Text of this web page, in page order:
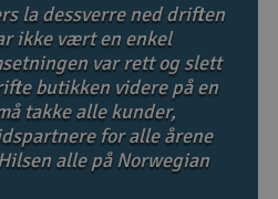
& byggesett
la dessverre ned driften
ikke vært en enkel
var rett og slett
butikken videre på en
takke alle kunder,
for alle årene
alle på Norwegian